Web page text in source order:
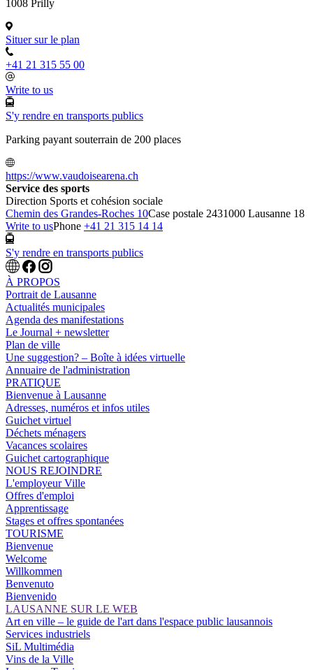
1008 Prilly
Situer sur le plan
+41 21 315 55 00
Write to us
S'y rendre en transports publics
Parking payant souterrain de 200 places
https://www.vaudoisearena.ch
Service des sports
Direction Sports et cohésion sociale
Chemin des Grandes-Roches 10Case postale 2431000 Lausanne 18
Write to usPhone +41 21 315 14 14
S'y rendre en transports publics
À PROPOS
Portrait de Lausanne
Actualités municipales
Agenda des manifestations
Le Journal + newsletter
Plan de ville
Une suggestion? – Boîte à idées virtuelle
Annuaire de l'administration
PRATIQUE
Bienvenue à Lausanne
Adresses, numéros et infos utiles
Guichet virtuel
Déchets ménagers
Vacances scolaires
Guichet cartographique
NOUS REJOINDRE
L'employeur Ville
Offres d'emploi
Apprentissage
Stages et offres spontanées
TOURISME
Bienvenue
Welcome
Willkommen
Benvenuto
Bienvenido
LAUSANNE SUR LE WEB
Art en ville – le guide de l'art dans l'espace public lausannois
Services industriels
SiL Multimédia
Vins de la Ville